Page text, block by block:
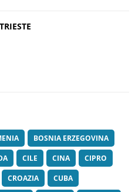
BOSNIA ERZEGOVINA
CILE CINA
CIPRO
CROAZIA
CUBA